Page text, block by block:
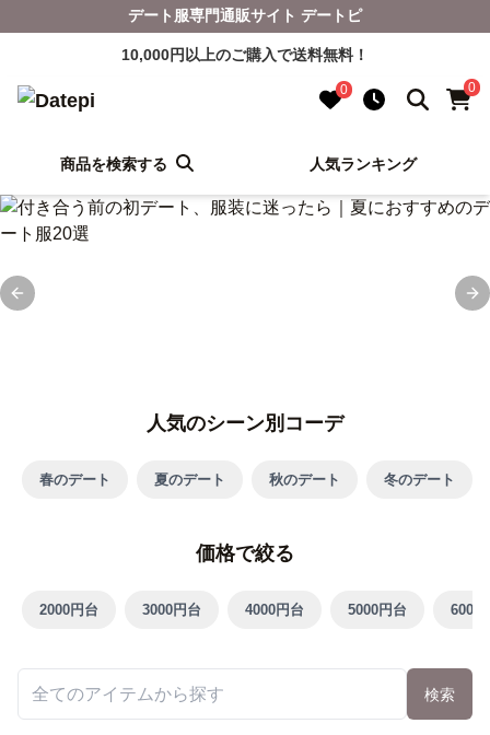
デート服専門通販サイト デートピ
10,000円以上のご購入で送料無料！
0 0
商品を検索する 人気ランキング
Previous slide
人気のシーン別コーデ
春のデート 夏のデート 秋のデート 冬のデート
価格で絞る
2000円台 3000円台 4000円台 5000円台 6000
検索